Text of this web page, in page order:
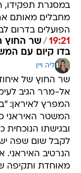
במסגרת תפקידו,
מחבלים מאותם
הפועלים בדרום
19:21
/ שר החוץ
בדו קיום עם
ליה ויין
שר החוץ של
אל-מרר הגיב
המפרץ לאיראן:
המשטר האיראני
ובגישתו הנוכחית
לקבל שום שפה
הנרטיב האיראני.
מאוחדת ותקיפה